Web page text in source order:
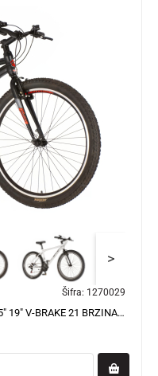
>
Šifra: 1270029
BICIKL MTB VISITOR RADIANCE 27.5" 19" V-BRAKE 21 BRZINA 167-192CM (L/XL) CRNO CRVENI